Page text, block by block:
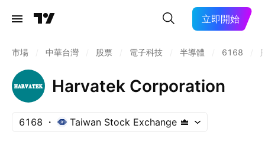
立即開始
市場 中華台灣 股票 電子科技 半導體 6168
Harvatek Corporation
6168 Taiwan Stock Exchange